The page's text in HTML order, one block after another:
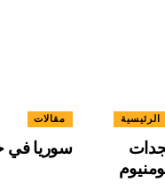
الرئيسية مقالات
سوريا في